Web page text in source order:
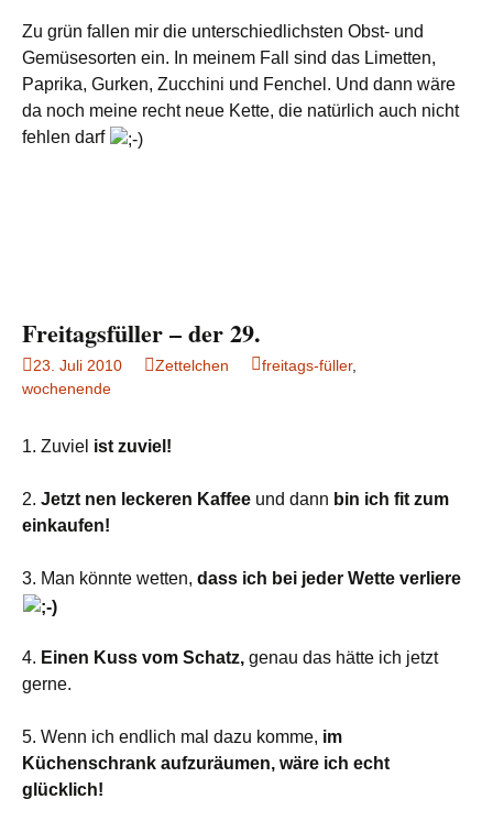
Zu grün fallen mir die unterschiedlichsten Obst- und
Gemüsesorten ein. In meinem Fall sind das Limetten,
Paprika, Gurken, Zucchini und Fenchel. Und dann wäre
da noch meine recht neue Kette, die natürlich auch nicht
fehlen darf
Freitagsfüller – der 29.
23. Juli 2010 Zettelchen freitags-füller,
wochenende
1. Zuviel ist zuviel!
2. Jetzt nen leckeren Kaffee und dann bin ich fit zum
einkaufen!
3. Man könnte wetten, dass ich bei jeder Wette verliere
4. Einen Kuss vom Schatz, genau das hätte ich jetzt
gerne.
5. Wenn ich endlich mal dazu komme, im
Küchenschrank aufzuräumen, wäre ich echt
glücklich!